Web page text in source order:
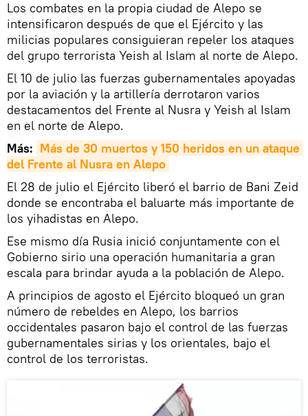
Los combates en la propia ciudad de Alepo se
intensificaron después de que el Ejército y las
milicias populares consiguieran repeler los ataques
del grupo terrorista Yeish al Islam al norte de Alepo.
El 10 de julio las fuerzas gubernamentales apoyadas
por la aviación y la artillería derrotaron varios
destacamentos del Frente al Nusra y Yeish al Islam
en el norte de Alepo.
Más: Más de 30 muertos y 150 heridos en un ataque
del Frente al Nusra en Alepo
El 28 de julio el Ejército liberó el barrio de Bani Zeid
donde se encontraba el baluarte más importante de
los yihadistas en Alepo.
Ese mismo día Rusia inició conjuntamente con el
Gobierno sirio una operación humanitaria a gran
escala para brindar ayuda a la población de Alepo.
A principios de agosto el Ejército bloqueó un gran
número de rebeldes en Alepo, los barrios
occidentales pasaron bajo el control de las fuerzas
gubernamentales sirias y los orientales, bajo el
control de los terroristas.